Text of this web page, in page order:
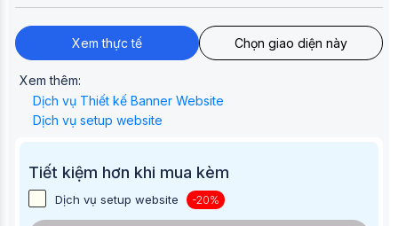
Xem thực tế Chọn giao diện này
Xem thêm:
Dịch vụ Thiết kế Banner Website
Dịch vụ setup website
Tiết kiệm hơn khi mua kèm
Dịch vụ setup website -20%